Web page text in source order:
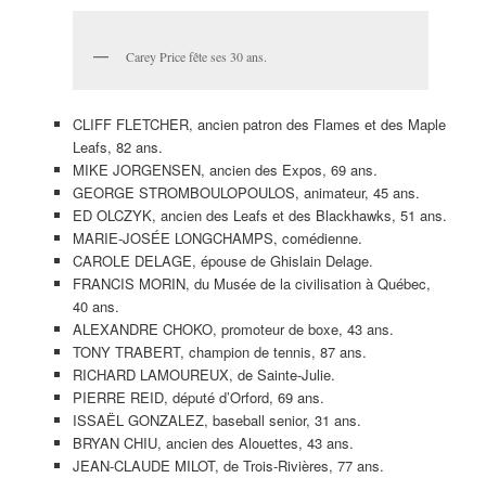
Carey Price fête ses 30 ans.
CLIFF FLETCHER, ancien patron des Flames et des Maple
Leafs, 82 ans.
MIKE JORGENSEN, ancien des Expos, 69 ans.
GEORGE STROMBOULOPOULOS, animateur, 45 ans.
ED OLCZYK, ancien des Leafs et des Blackhawks, 51 ans.
MARIE-JOSÉE LONGCHAMPS, comédienne.
CAROLE DELAGE, épouse de Ghislain Delage.
FRANCIS MORIN, du Musée de la civilisation à Québec,
40 ans.
ALEXANDRE CHOKO, promoteur de boxe, 43 ans.
TONY TRABERT, champion de tennis, 87 ans.
RICHARD LAMOUREUX, de Sainte-Julie.
PIERRE REID, député d’Orford, 69 ans.
ISSAËL GONZALEZ, baseball senior, 31 ans.
BRYAN CHIU, ancien des Alouettes, 43 ans.
JEAN-CLAUDE MILOT, de Trois-Rivières, 77 ans.